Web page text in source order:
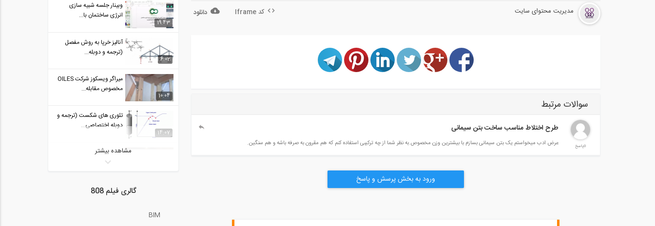
دانلود مدیریت محتوای سایت کد Iframe
سوالات مرتبط
0پاسخ
طرح اختلاط مناسب ساخت بتن سیمانی
عرض ادب میخواستم یک بتن سیمانی بسازم با بیشترین وزن مخصوص.به نظر شما از چه ترکیبی استفاده کنم که هم مقرون به صرفه باشه و هم سنگین.
ورود به بخش پرسش و پاسخ
19:43
وبینار جلسه شبیه سازی
انرژی ساختمان با...
6:02
آنالیز خرپا به روش مفصل
(ترجمه و دوبله...
10:04
میراگر ویسکوز شرکت OILES
مخصوص مقابله...
14:07
تئوری های شکست (ترجمه و
دوبله اختصاصی...
تونل سازی زیر زمین
بهسازی خاک - تراکم ارتعاشی
1
مشاهده بیشتر
گالری فیلم 808
BIM